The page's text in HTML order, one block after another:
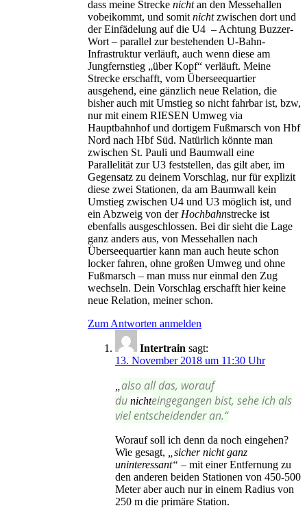
dass meine Strecke nichtan den Messehallen
vobeikommt, und somit nichtzwischen dort und
der Einfädelung auf die U4 – Achtung Buzzer-
Wort – parallel zur bestehenden U-Bahn-
Infrastruktur verläuft, auch wenn diese am
Jungfernstieg „über Kopf“ verläuft. Meine
Strecke erschafft, vom Überseequartier
ausgehend, eine gänzlich neue Relation, die
bisher auch mit Umstieg so nicht fahrbar ist, bzw,
nur mit einem RIESEN Umweg via
Hauptbahnhof und dortigem Fußmarsch von Hbf
Nord nach Hbf Süd. Natürlich könnte man
zwischen St. Pauli und Baumwall eine
Parallelität zur U3 feststellen, das gilt aber, im
Gegensatz zu deinem Vorschlag, nur für explizit
diese zwei Stationen, da am Baumwall kein
Umstieg zwischen U4 und U3 möglich ist, und
ein Abzweig von der Hochbahnstrecke ist
ebenfalls ausgeschlossen. Bei dir sieht die Lage
ganz anders aus, von Messehallen nach
Überseequartier kann man auch heute schon
locker fahren, ohne großen Umweg und ohne
Fußmarsch – man muss nur einmal den Zug
wechseln. Dein Vorschlag erschafft hier keine
neue Relation, meiner schon.
Zum Antworten anmelden
Intertrain sagt:
13. November 2018 um 11:30 Uhr
also all das, worauf
du nichteingegangen bist, sehe ich als
viel entscheidender an.“
Worauf soll ich denn da noch eingehen?
Wie gesagt,
„sicher nicht ganz
uninteressant“ – mit einer Entfernung zu
den anderen beiden Stationen von 450-500
Meter aber auch nur in einem Radius von
250 m die primäre Station.